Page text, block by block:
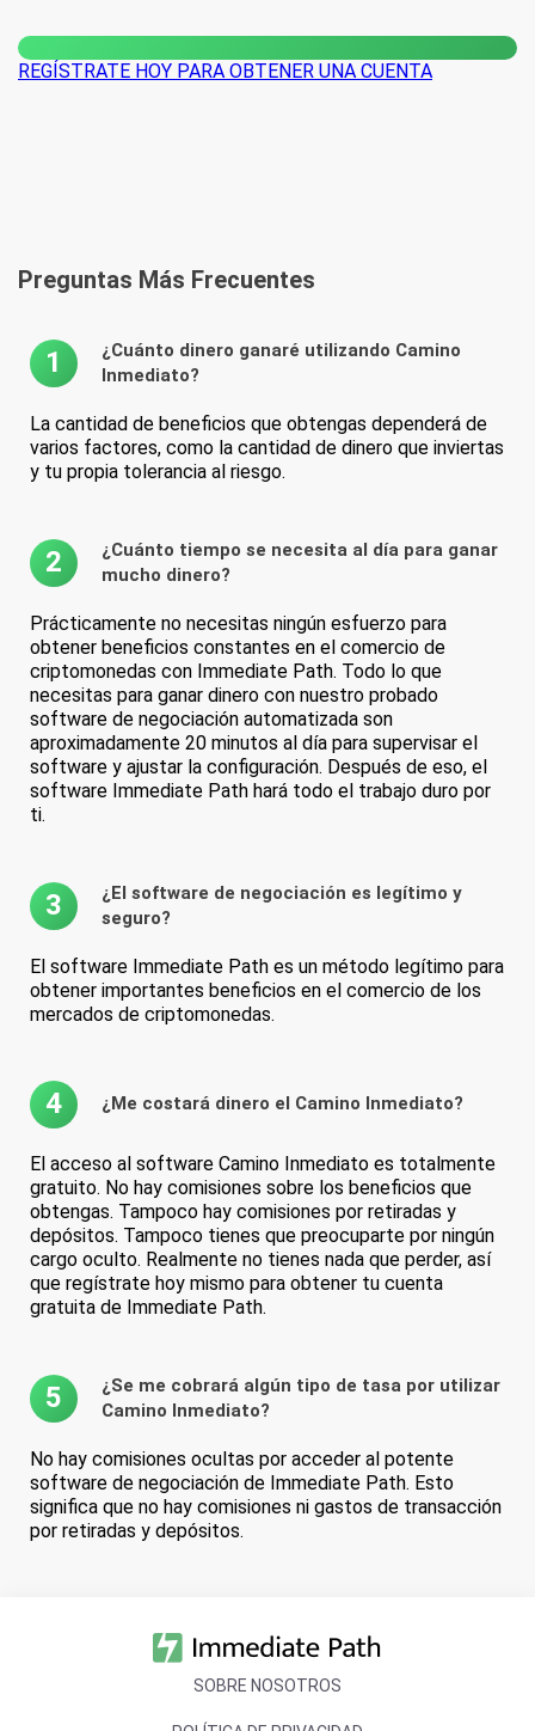
REGÍSTRATE HOY PARA OBTENER UNA CUENTA
Preguntas Más Frecuentes
1
¿Cuánto dinero ganaré utilizando Camino
Inmediato?
La cantidad de beneficios que obtengas dependerá de
varios factores, como la cantidad de dinero que inviertas
y tu propia tolerancia al riesgo.
2
¿Cuánto tiempo se necesita al día para ganar
mucho dinero?
Prácticamente no necesitas ningún esfuerzo para
obtener beneficios constantes en el comercio de
criptomonedas con Immediate Path. Todo lo que
necesitas para ganar dinero con nuestro probado
software de negociación automatizada son
aproximadamente 20 minutos al día para supervisar el
software y ajustar la configuración. Después de eso, el
software Immediate Path hará todo el trabajo duro por
ti.
3
¿El software de negociación es legítimo y
seguro?
El software Immediate Path es un método legítimo para
obtener importantes beneficios en el comercio de los
mercados de criptomonedas.
4 ¿Me costará dinero el Camino Inmediato?
El acceso al software Camino Inmediato es totalmente
gratuito. No hay comisiones sobre los beneficios que
obtengas. Tampoco hay comisiones por retiradas y
depósitos. Tampoco tienes que preocuparte por ningún
cargo oculto. Realmente no tienes nada que perder, así
que regístrate hoy mismo para obtener tu cuenta
gratuita de Immediate Path.
5
¿Se me cobrará algún tipo de tasa por utilizar
Camino Inmediato?
No hay comisiones ocultas por acceder al potente
software de negociación de Immediate Path. Esto
significa que no hay comisiones ni gastos de transacción
por retiradas y depósitos.
SOBRE NOSOTROS